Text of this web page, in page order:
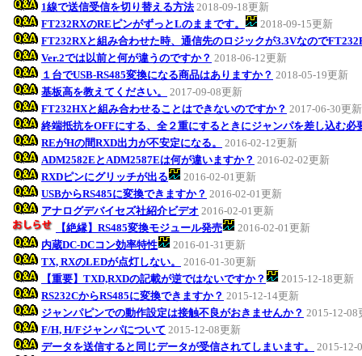
1線で送信受信を切り替える方法 2018-09-18更新
FT232RXのREピンがずっとLのままです。
2018-09-15更新
FT232RXと組み合わせた時、通信先のロジックが3.3Vなので
Ver.2では以前と何が違うのですか？ 2018-06-12更新
１台でUSB-RS485変換になる商品はありますか？ 2018-05-19更新
基板高を教えてください。
2017-09-08更新
FT232HXと組み合わせることはできないのですか？ 2017-06-30更新
終端抵抗をOFFにする、全２重にするときにジャンパを差し込む必
REがHの間RXD出力が不安定になる。
2016-02-12更新
ADM2582EとADM2587Eは何が違いますか？ 2016-02-02更新
RXDピンにグリッチが出る
2016-02-01更新
USBからRS485に変換できますか？ 2016-02-01更新
アナログデバイセズ社紹介ビデオ 2016-02-01更新
【絶縁】RS485変換モジュール発売
2016-02-01更新
内蔵DC-DCコン効率特性
2016-01-31更新
TX, RXのLEDが点灯しない。
2016-01-30更新
【重要】TXD,RXDの記載が逆ではないですか？
2015-12-18更新
RS232CからRS485に変換できますか？ 2015-12-14更新
ジャンパピンでの動作設定は接触不良がおきませんか？ 2015-12-08
F/H, H/Fジャンパについて 2015-12-08更新
データを送信すると同じデータが受信されてしまいます。
2015-12-